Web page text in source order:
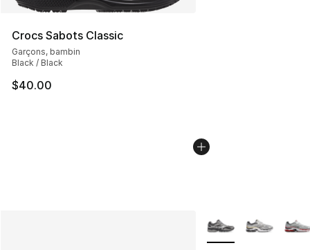
Crocs Sabots Classic
Garçons, bambin
Black / Black
$40.00
Plus de couleurs